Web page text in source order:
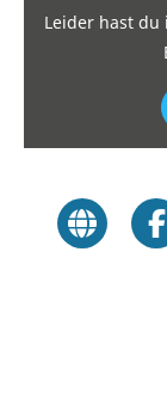
Leider hast